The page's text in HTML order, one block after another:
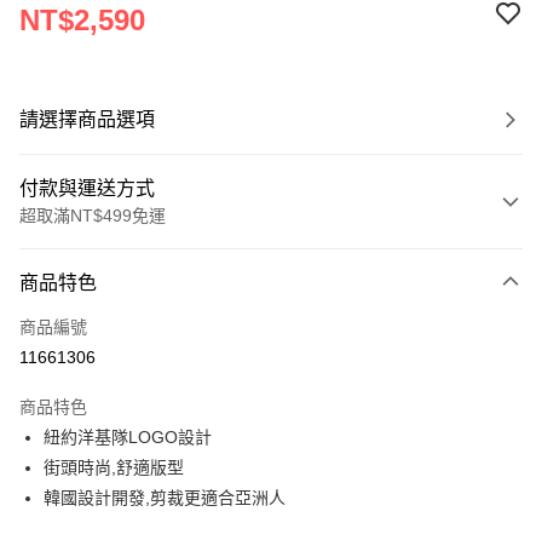
NT$2,590
請選擇商品選項
付款與運送方式
超取滿NT$499免運
信用卡一次付款
超商取貨付款
Apple Pay
街口支付
商品特色
商品編號
11661306
商品特色
紐約洋基隊LOGO設計
街頭時尚,舒適版型
韓國設計開發,剪裁更適合亞洲人